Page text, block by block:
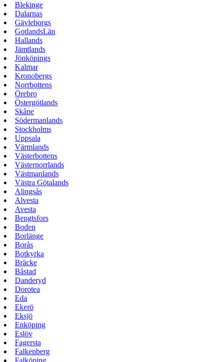
Blekinge
Dalarnas
Gävleborgs
GotlandsLän
Hallands
Jämtlands
Jönköpings
Kalmar
Kronobergs
Norrbottens
Örebro
Östergötlands
Skåne
Södermanlands
Stockholms
Uppsala
Värmlands
Västerbottens
Västernorrlands
Västmanlands
Västra Götalands
Alingsås
Alvesta
Avesta
Bengtsfors
Boden
Borlänge
Borås
Botkyrka
Bräcke
Båstad
Danderyd
Dorotea
Eda
Ekerö
Eksjö
Enköping
Eslöv
Fagersta
Falkenberg
Falköping